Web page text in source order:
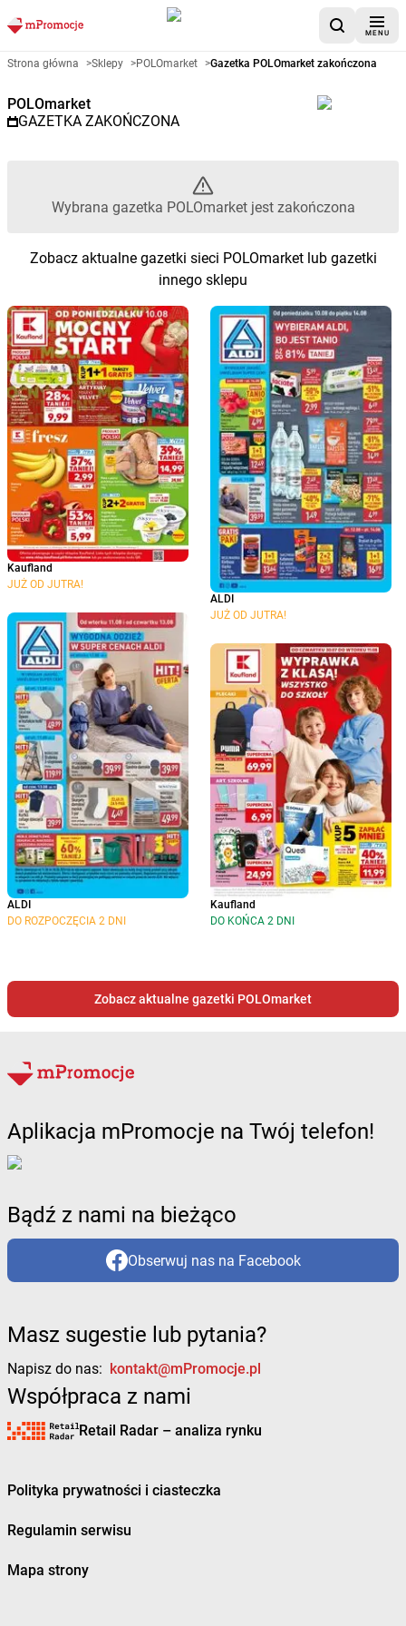
MENU
Gazetka promocyjna
Strona główna >Sklepy >POLOmarket >Gazetka POLOmarket zakończona
POLOmarket
GAZETKA ZAKOŃCZONA
Wybrana gazetka POLOmarket jest zakończona
Zobacz aktualne gazetki sieci POLOmarket lub gazetki
innego sklepu
Kaufland
JUŻ OD JUTRA!
ALDI
DO ROZPOCZĘCIA 2 DNI
ALDI
JUŻ OD JUTRA!
Kaufland
DO KOŃCA 2 DNI
Zobacz aktualne gazetki POLOmarket
Aplikacja mPromocje na Twój telefon!
Bądź z nami na bieżąco
Obserwuj nas na Facebook
Masz sugestie lub pytania?
Napisz do nas: kontakt@mPromocje.pl
Współpraca z nami
Retail Radar – analiza rynku
Polityka prywatności i ciasteczka
Regulamin serwisu
Mapa strony